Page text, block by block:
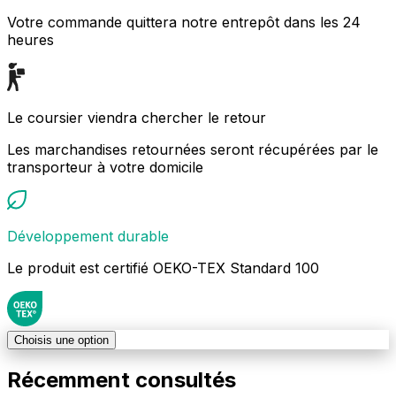
Votre commande quittera notre entrepôt dans les 24
heures
Le coursier viendra chercher le retour
Les marchandises retournées seront récupérées par le
transporteur à votre domicile
Développement durable
Le produit est certifié OEKO-TEX Standard 100
Choisis une option
Récemment consultés